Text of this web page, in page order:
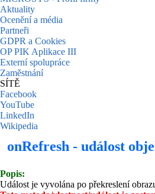
Aktuality
Ocenění a média
Partneři
GDPR a Cookies
OP PIK Aplikace III
Externí spolupráce
Zaměstnání
SÍTĚ
Facebook
YouTube
LinkedIn
Wikipedia
onRefresh - událost
Popis:
Událost je vyvolána po překreslení